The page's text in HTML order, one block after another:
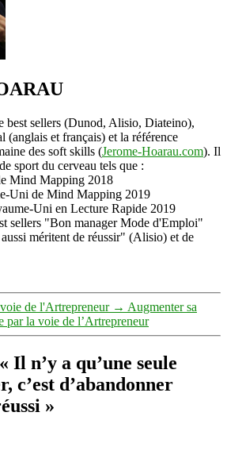
best sellers (Dunod, Alisio, Diateino),
(anglais et français) et la référence
des soft skills (Jerome-Hoarau.com). Il
sport du cerveau tels que :
Mind Mapping 2018
Uni de Mind Mapping 2019
Uni en Lecture Rapide 2019
sellers "Bon manager Mode d'Emploi"
méritent de réussir" (Alisio) et de
de l'Artrepreneur → Augmenter sa
par la voie de l’Artrepreneur
Il n’y a qu’une seule
c’est d’abandonner
»